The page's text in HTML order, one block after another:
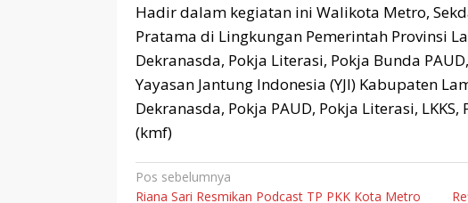
Hadir dalam kegiatan ini Walikota Metro,
Pratama di Lingkungan Pemerintah Provinsi
Dekranasda, Pokja Literasi, Pokja Bunda
Yayasan Jantung Indonesia (YJI) Kabupaten
Dekranasda, Pokja PAUD, Pokja Literasi,
(kmf)
Navigasi
Pos sebelumnya
Riana Sari Resmikan Podcast TP PKK Kota Metro